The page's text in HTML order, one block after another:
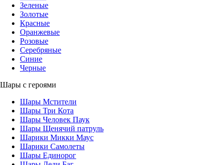
Зеленые
Золотые
Красные
Оранжевые
Розовые
Серебряные
Синие
Черные
Шары с героями
Шары Мстители
Шары Три Кота
Шары Человек Паук
Шары Щенячий патруль
Шарики Микки Маус
Шарики Самолеты
Шары Единорог